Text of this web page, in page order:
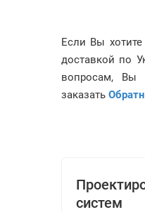
Если Вы хотите
доставкой по
вопросам, Вы
заказать
систем